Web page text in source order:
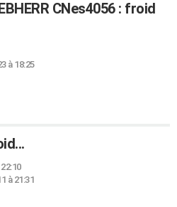
CNes4056 : froid
à 18:25
à 21:31